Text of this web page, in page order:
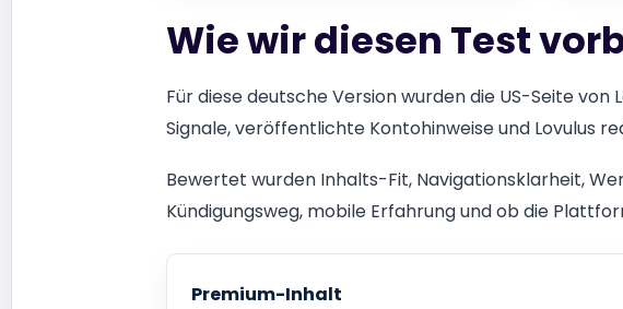
Wie wir diesen Test
Für diese deutsche Version wurden die US-Seite
Signale, veröffentlichte Kontohinweise und Lovulus
Bewertet wurden Inhalts-Fit, Navigationsklarheit,
Kündigungsweg, mobile Erfahrung und ob die
Premium-Inhalt